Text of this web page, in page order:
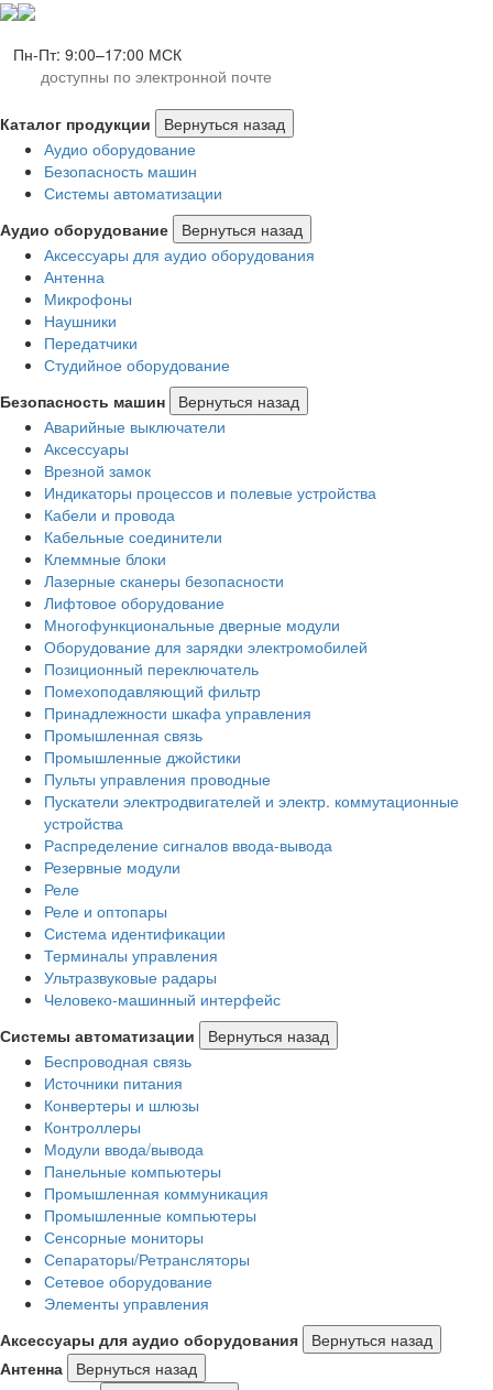
Пн-Пт: 9:00–17:00 МСК
доступны по электронной почте
Каталог продукции
Вернуться назад
Аудио оборудование
Безопасность машин
Системы автоматизации
Аудио оборудование
Вернуться назад
Аксессуары для аудио оборудования
Антенна
Микрофоны
Наушники
Передатчики
Студийное оборудование
Безопасность машин
Вернуться назад
Аварийные выключатели
Аксессуары
Врезной замок
Индикаторы процессов и полевые устройства
Кабели и провода
Кабельные соединители
Клеммные блоки
Лазерные сканеры безопасности
Лифтовое оборудование
Многофункциональные дверные модули
Оборудование для зарядки электромобилей
Позиционный переключатель
Помехоподавляющий фильтр
Принадлежности шкафа управления
Промышленная связь
Промышленные джойстики
Пульты управления проводные
Пускатели электродвигателей и электр. коммутационные
устройства
Распределение сигналов ввода-вывода
Резервные модули
Реле
Реле и оптопары
Система идентификации
Терминалы управления
Ультразвуковые радары
Человеко-машинный интерфейс
Системы автоматизации
Вернуться назад
Беспроводная связь
Источники питания
Конвертеры и шлюзы
Контроллеры
Модули ввода/вывода
Панельные компьютеры
Промышленная коммуникация
Промышленные компьютеры
Сенсорные мониторы
Сепараторы/Ретрансляторы
Сетевое оборудование
Элементы управления
Аксессуары для аудио оборудования
Вернуться назад
Антенна
Вернуться назад